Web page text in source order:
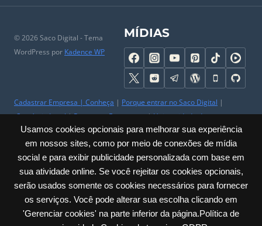
Usamos cookies opcionais para melhorar sua experiência
em nossos sites, como por meio de conexões de mídia
social e para exibir publicidade personalizada com base em
sua atividade online. Se você rejeitar os cookies opcionais,
serão usados somente os cookies necessários para fornecer
os serviços. Você pode alterar sua escolha clicando em
'Gerenciar cookies' na parte inferior da página.Política de
© 2026 Saco Digital - Tema
WordPress por Kadence WP
MÍDIAS
Cadastrar Empresa | Conheça | Porque entrar no Saco Digital |
Comércio Local|Perguntas Frequentes|Universidade do
Comerciante|Parceiros|Trabalhe Conosco|Ajuda|Contato & SAC
Mapa do Site| Sobre
Privacidade | Políticas
Carlos Barbosa / RS – Júlio de Castilhos, 285 – Sala: 23 Centro | CNPJ:
60.635.259/0001-30